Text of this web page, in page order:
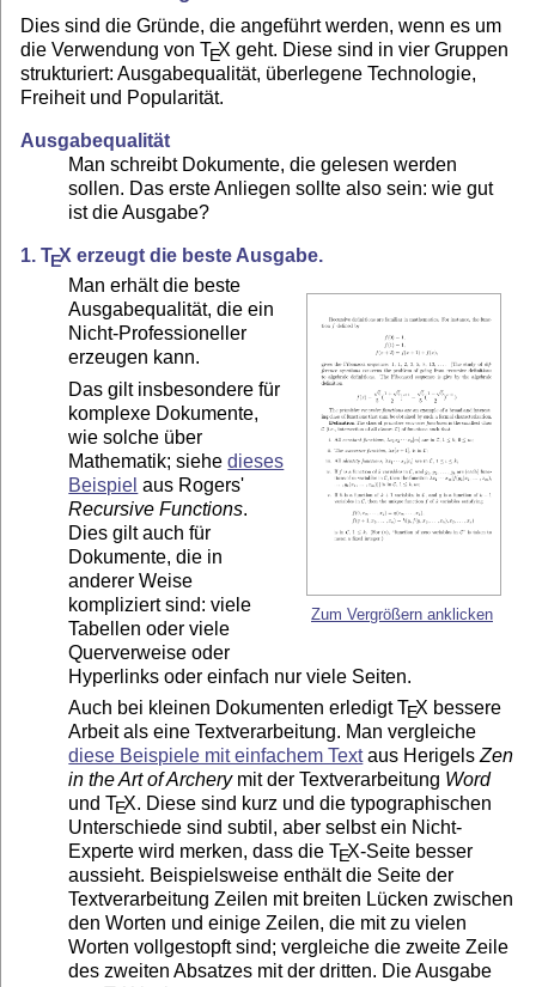
Dies sind die Gründe, die angeführt werden, wenn es um
die Verwendung vonTEX geht. Diese sind in vier Gruppen
strukturiert: Ausgabequalität, überlegene Technologie,
Freiheit und Popularität.
Ausgabequalität
Man schreibt Dokumente, die gelesen werden
sollen. Das erste Anliegen sollte also sein: wie gut
ist die Ausgabe?
1.TEX erzeugt die beste Ausgabe.
Zum Vergrößern anklicken
Man erhält die beste
Ausgabequalität, die ein
Nicht-Professioneller
erzeugen kann.
Das gilt insbesondere für
komplexe Dokumente,
wie solche über
Mathematik; siehedieses
Beispiel aus Rogers'
Recursive Functions.
Dies gilt auch für
Dokumente, die in
anderer Weise
kompliziert sind: viele
Tabellen oder viele
Querverweise oder
Hyperlinks oder einfach nur viele Seiten.
Auch bei kleinen Dokumenten erledigtTEX bessere
Arbeit als eine Textverarbeitung. Man vergleiche
diese Beispiele mit einfachem Textaus HerigelsZen
in the Art of Archerymit der Textverarbeitung Word
undTEX. Diese sind kurz und die typographischen
Unterschiede sind subtil, aber selbst ein Nicht-
Experte wird merken, dass dieTEX-Seite besser
aussieht. Beispielsweise enthält die Seite der
Textverarbeitung Zeilen mit breiten Lücken zwischen
den Worten und einige Zeilen, die mit zu vielen
Worten vollgestopft sind; vergleiche die zweite Zeile
des zweiten Absatzes mit der dritten. Die Ausgabe